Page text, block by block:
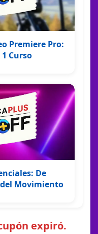
Premiere Pro:
Curso
De
Movimiento
expiró.